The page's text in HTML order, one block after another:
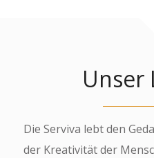
Unser
Die Serviva lebt den
der Kreativität der